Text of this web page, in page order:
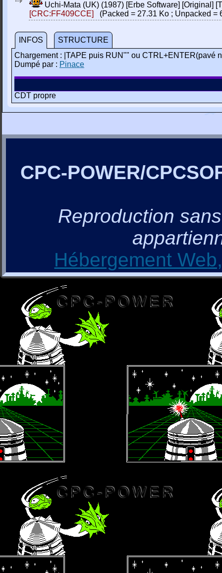
Uchi-Mata (UK) (1987) [Erbe Software] [Original]
[CRC:FF409CCE]
(Packed = 27.31 Ko ; Unpacked =
INFOS
STRUCTURE
Chargement : |TAPE puis RUN"" ou CTRL+ENTER(pavé
Dumpé par : Pinace
CDT propre
CPC-POWER/
Reproduction
Hébergement